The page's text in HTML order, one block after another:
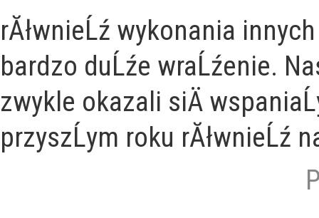
rĂłwnieĹź wykonania
bardzo duĹźe wraĹźenie.
zwykle okazali siÄ
przyszĹym roku rĂłwnieĹź